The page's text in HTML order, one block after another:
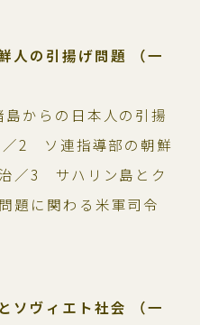
人の引揚げ問題 （一
からの日本人の引揚
／2 ソ連指導部の朝鮮
／3 サハリン島とク
題に関わる米軍司令
ソヴィエト社会 （一